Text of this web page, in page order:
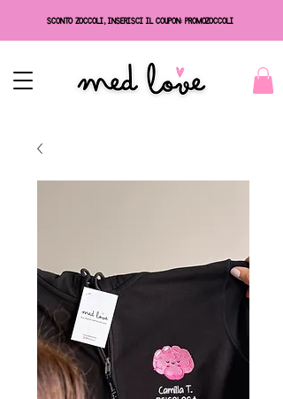
SCONTO ZOCCOLI, INSERISCI IL COUPON: PROMOZOCCOLI